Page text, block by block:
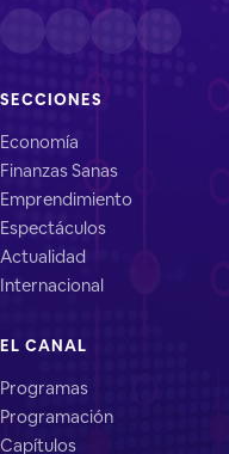
SECCIONES
Economía
Finanzas Sanas
Emprendimiento
Espectáculos
Actualidad
Internacional
EL CANAL
Programas
Programación
Capítulos